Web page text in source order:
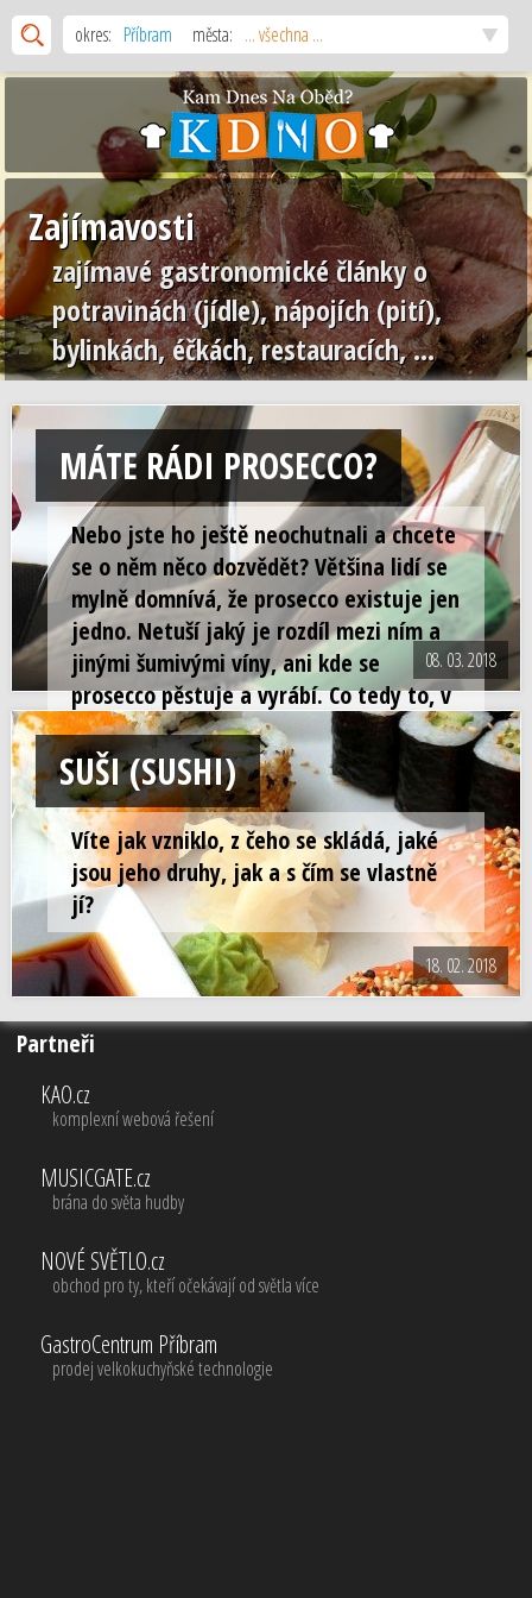
okres: Příbram města: ... všechna ...
Zajímavosti
zajímavé gastronomické články o
potravinách (jídle), nápojích (pití),
bylinkách, éčkách, restauracích, ...
MÁTE RÁDI PROSECCO?
Nebo jste ho ještě neochutnali a chcete
se o něm něco dozvědět? Většina lidí se
mylně domnívá, že prosecco existuje jen
jedno. Netuší jaký je rozdíl mezi ním a
jinými šumivými víny, ani kde se
prosecco pěstuje a vyrábí. Co tedy to, v
dnešní době tak moderní, prosecco je?
08. 03. 2018
SUŠI (SUSHI)
Víte jak vzniklo, z čeho se skládá, jaké
jsou jeho druhy, jak a s čím se vlastně
jí?
18. 02. 2018
Partneři
KAO.cz
komplexní webová řešení
MUSICGATE.cz
brána do světa hudby
NOVÉ SVĚTLO.cz
obchod pro ty, kteří očekávají od světla více
GastroCentrum Příbram
prodej velkokuchyňské technologie